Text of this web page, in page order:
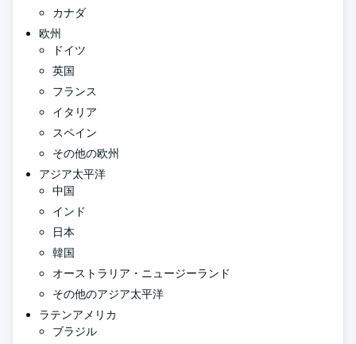
カナダ
欧州
ドイツ
英国
フランス
イタリア
スペイン
その他の欧州
アジア太平洋
中国
インド
日本
韓国
オーストラリア・ニュージーランド
その他のアジア太平洋
ラテンアメリカ
ブラジル